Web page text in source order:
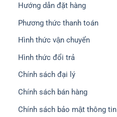
Hướng dẫn đặt hàng
Phương thức thanh toán
Hình thức vận chuyển
Hình thức đổi trả
Chính sách đại lý
Chính sách bán hàng
Chính sách bảo mật thông tin